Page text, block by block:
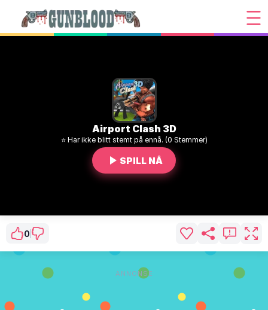
Airport Clash 3D
⭐ Har ikke blitt stemt på ennå. (0 Stemmer)
SPILL NÅ
0
ANNONSE